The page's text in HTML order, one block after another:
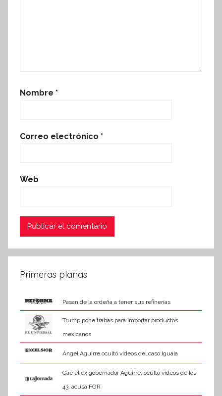
Nombre *
Correo electrónico *
Web
Primeras planas
Pasan de la ordeña a tener sus refinerías
Trump pone trabas para importar productos
mexicanos
Ángel Aguirre ocultó videos del caso Iguala
Cae el ex gobernador Aguirre; ocultó videos de los
43, acusa FGR